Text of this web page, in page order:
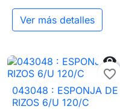
Ver más detalles

favorite_border
043048 : ESPONJA DE
RIZOS 6/U 120/C